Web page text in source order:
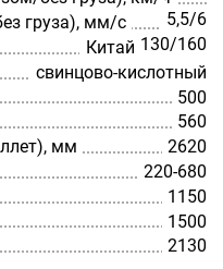
5,5/6
груза), мм/с
130/160
Китай
cвинцово-кислотный
500
560
мм
2620
220-680
1150
1500
2130